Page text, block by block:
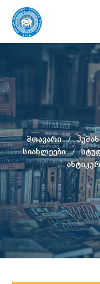
მთავარი
სიახლეები